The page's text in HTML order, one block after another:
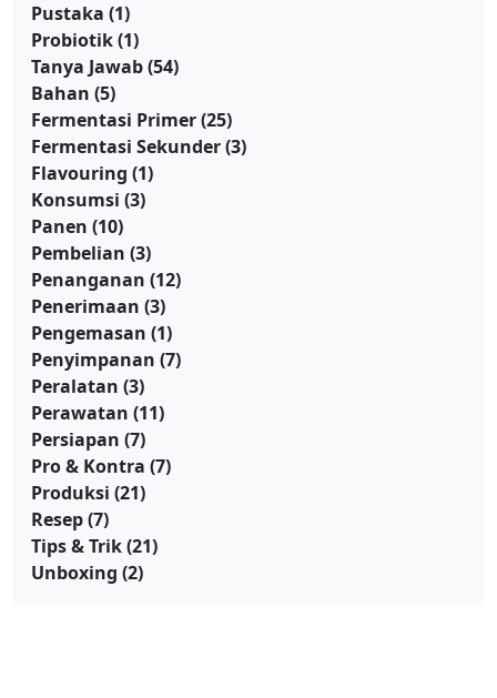
Pustaka (1)
Probiotik(1)
Tanya Jawab(54)
Bahan (5)
Fermentasi Primer(25)
Fermentasi Sekunder(3)
Flavouring (1)
Konsumsi (3)
Panen (10)
Pembelian (3)
Penanganan (12)
Penerimaan (3)
Pengemasan (1)
Penyimpanan (7)
Peralatan (3)
Perawatan (11)
Persiapan (7)
Pro & Kontra (7)
Produksi (21)
Resep(7)
Tips & Trik(21)
Unboxing (2)